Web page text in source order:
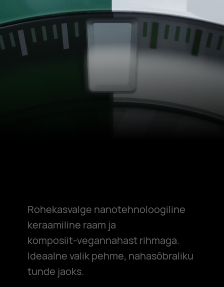
Rohekasvalge nanotehnoloogiline
keraamiline raam ja
komposiit-vegannahastrihmaga.
Ideaalne valik pehme, nahasõbraliku
tunde jaoks.